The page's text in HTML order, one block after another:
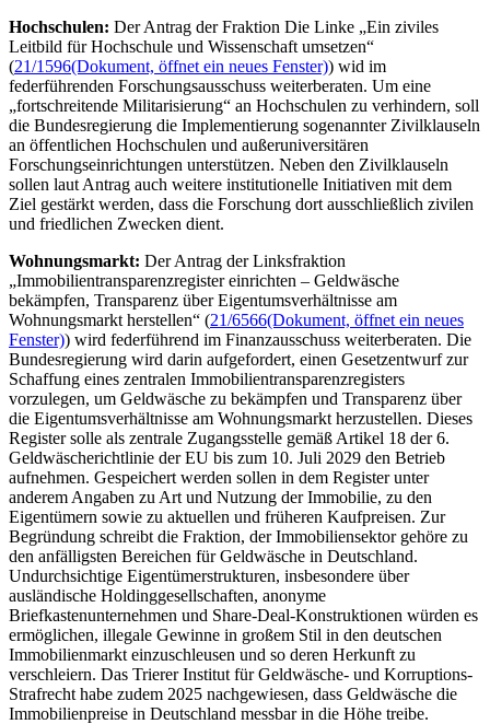
Hochschulen: Der Antrag der Fraktion Die Linke „Ein ziviles
Leitbild für Hochschule und Wissenschaft umsetzen“
(21/1596(Dokument, öffnet ein neues Fenster)) wid im
federführenden Forschungsausschuss weiterberaten. Um eine
„fortschreitende Militarisierung“ an Hochschulen zu verhindern, soll
die Bundesregierung die Implementierung sogenannter Zivilklauseln
an öffentlichen Hochschulen und außeruniversitären
Forschungseinrichtungen unterstützen. Neben den Zivilklauseln
sollen laut Antrag auch weitere institutionelle Initiativen mit dem
Ziel gestärkt werden, dass die Forschung dort ausschließlich zivilen
und friedlichen Zwecken dient.
Wohnungsmarkt: Der Antrag der Linksfraktion
„Immobilientransparenzregister einrichten – Geldwäsche
bekämpfen, Transparenz über Eigentumsverhältnisse am
Wohnungsmarkt herstellen“ (21/6566(Dokument, öffnet ein neues
Fenster)) wird federführend im Finanzausschuss weiterberaten. Die
Bundesregierung wird darin aufgefordert, einen Gesetzentwurf zur
Schaffung eines zentralen Immobilientransparenzregisters
vorzulegen, um Geldwäsche zu bekämpfen und Transparenz über
die Eigentumsverhältnisse am Wohnungsmarkt herzustellen. Dieses
Register solle als zentrale Zugangsstelle gemäß Artikel 18 der 6.
Geldwäscherichtlinie der EU bis zum 10. Juli 2029 den Betrieb
aufnehmen. Gespeichert werden sollen in dem Register unter
anderem Angaben zu Art und Nutzung der Immobilie, zu den
Eigentümern sowie zu aktuellen und früheren Kaufpreisen. Zur
Begründung schreibt die Fraktion, der Immobiliensektor gehöre zu
den anfälligsten Bereichen für Geldwäsche in Deutschland.
Undurchsichtige Eigentümerstrukturen, insbesondere über
ausländische Holdinggesellschaften, anonyme
Briefkastenunternehmen und Share-Deal-Konstruktionen würden es
ermöglichen, illegale Gewinne in großem Stil in den deutschen
Immobilienmarkt einzuschleusen und so deren Herkunft zu
verschleiern. Das Trierer Institut für Geldwäsche- und Korruptions-
Strafrecht habe zudem 2025 nachgewiesen, dass Geldwäsche die
Immobilienpreise in Deutschland messbar in die Höhe treibe.